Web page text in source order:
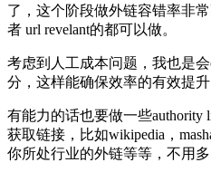
了，这个阶段做外链容错率非
者 url revelant的都可以做。
考虑到人工成本问题，我也是
分，这样能确保效率的有效提升
有能力的话也要做一些authority
获取链接，比如wikipedia，
你所处行业的外链等等，不用多